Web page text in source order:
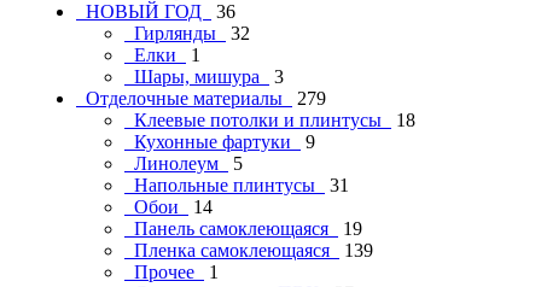
НОВЫЙ ГОД
36
Гирлянды
32
Елки
1
Шары, мишура
3
Отделочные материалы
279
Клеевые потолки и плинтусы
18
Кухонные фартуки
9
Линолеум
5
Напольные плинтусы
31
Обои
14
Панель самоклеющаяся
19
Пленка самоклеющаяся
139
Прочее
1